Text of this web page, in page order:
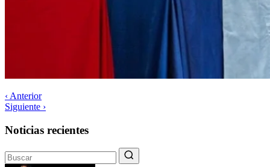
‹ Anterior
Siguiente ›
Noticias recientes